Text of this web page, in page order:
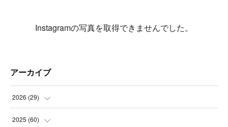
Instagramの写真を取得できませんでした。
アーカイブ
2026 (29)
(5
2025 (60)